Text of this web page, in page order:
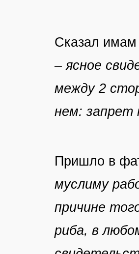
Сказал
– ясное
между 2
нем: запрет
Пришло в
муслиму
причине
риба, в